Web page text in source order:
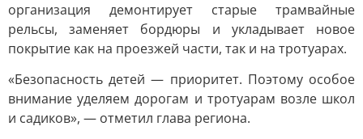
организация демонтирует старые трамвайные
рельсы, заменяет бордюры и укладывает новое
покрытие как на проезжей части, так и на тротуарах.
«Безопасность детей — приоритет. Поэтому особое
внимание уделяем дорогам и тротуарам возле школ
и садиков», — отметил глава региона.